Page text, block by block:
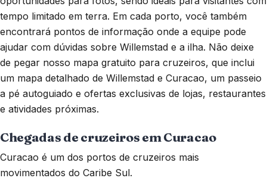
tempo limitado em terra. Em cada porto, você também
encontrará pontos de informação onde a equipe pode
ajudar com dúvidas sobre Willemstad e a ilha. Não deixe
de pegar nosso mapa gratuito para cruzeiros, que inclui
um mapa detalhado de Willemstad e Curacao, um passeio
a pé autoguiado e ofertas exclusivas de lojas, restaurantes
e atividades próximas.
Chegadas de cruzeiros em Curacao
Curacao é um dos portos de cruzeiros mais
movimentados do Caribe Sul.